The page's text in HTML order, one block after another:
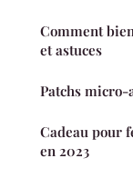
Comment
et astuces
Patchs micro-
Cadeau pour
en 2023